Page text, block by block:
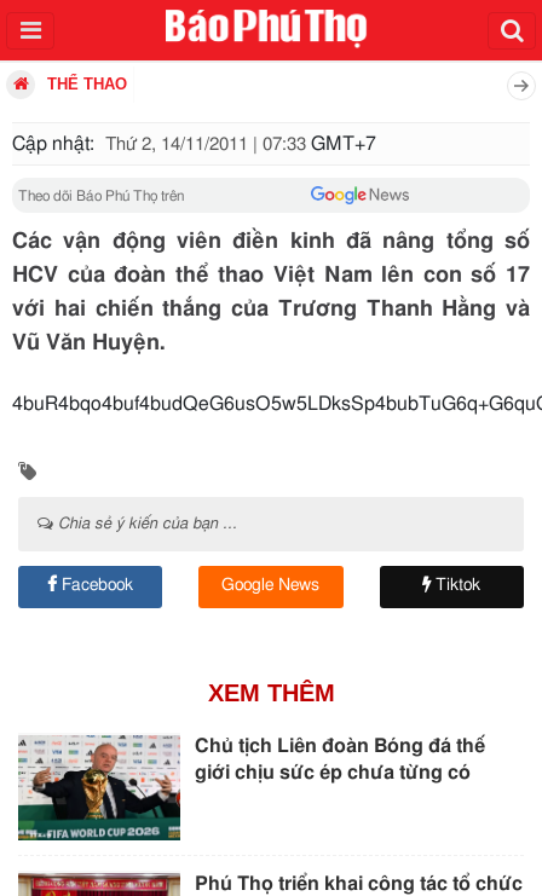
THỂ THAO
Cập nhật: Thứ 2, 14/11/2011 | 07:33 GMT+7
Theo dõi Báo Phú Thọ trên
Các vận động viên điền kinh đã nâng tổng số
HCV của đoàn thể thao Việt Nam lên con số 17
với hai chiến thắng của Trương Thanh Hằng và
Vũ Văn Huyện.
Chia sẻ ý kiến của bạn ...
Facebook Google News Tiktok
XEM THÊM
Chủ tịch Liên đoàn Bóng đá thế
giới chịu sức ép chưa từng có
Phú Thọ triển khai công tác tổ chức